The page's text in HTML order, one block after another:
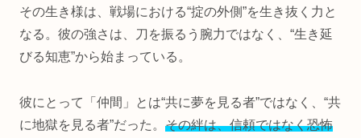
その生き様は、戦場における“掟の外側”を生き抜く力と
なる。彼の強さは、刀を振るう腕力ではなく、“生き延
びる知恵”から始まっている。
彼にとって「仲間」とは“共に夢を見る者”ではなく、“共
に地獄を見る者”だった。 その絆は、信頼ではなく恐怖